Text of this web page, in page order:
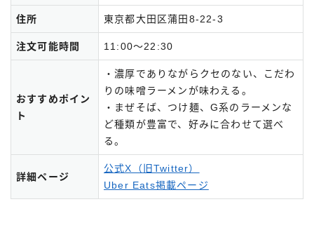
住所 東京都大田区蒲田8-22-3
注文可能時間 11:00～22:30
おすすめポイン
ト
・濃厚でありながらクセのない、こだわ
りの味噌ラーメンが味わえる。
・まぜそば、つけ麺、G系のラーメンな
ど種類が豊富で、好みに合わせて選べ
る。
詳細ページ
公式X（旧Twitter）
Uber Eats掲載ページ